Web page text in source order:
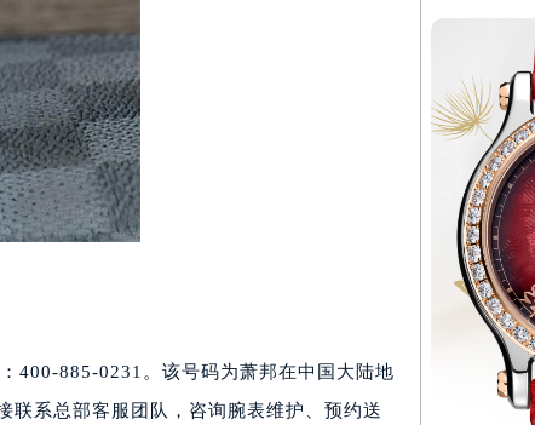
需提前预约）
需提前预约）
约）
需提前预约）
需提前预约）
（芙蓉广场）10层13室（需提前预约）
预约）
1层整层（需提前预约）
17-B（需提前预约）
）
400-885-0231。该号码为萧邦在中国大陆地
联系总部客服团队，咨询腕表维护、预约送